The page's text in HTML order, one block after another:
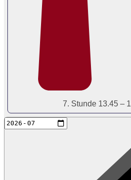
7. Stunde 13.45 –